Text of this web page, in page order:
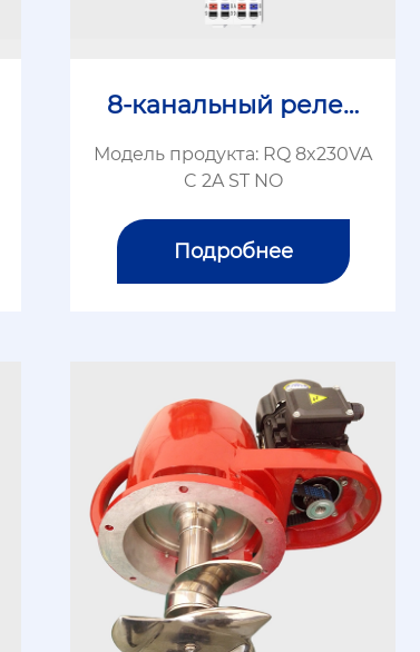
8-канальный релей
ный выходной моду
ль
Модель продукта: RQ 8x230VA
C 2A ST NO
Подробнее